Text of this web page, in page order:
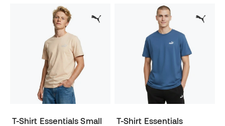
T-Shirt Essentials Small
T-Shirt Essentials